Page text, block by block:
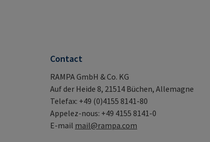
Contact
RAMPA GmbH & Co. KG
Auf der Heide 8, 21514 Büchen, Allemagne
Telefax: +49 (0)4155 8141-80
Appelez-nous: +49 4155 8141-0
E-mail mail@rampa.com